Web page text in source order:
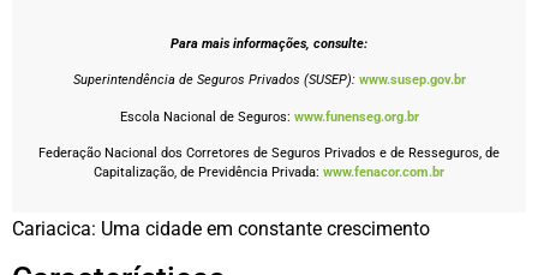
Para mais informações, consulte:
Superintendência de Seguros Privados (SUSEP): www.susep.gov.br
Escola Nacional de Seguros: www.funenseg.org.br
Federação Nacional dos Corretores de Seguros Privados e de Resseguros, de
Capitalização, de Previdência Privada: www.fenacor.com.br
Cariacica: Uma cidade em constante crescimento